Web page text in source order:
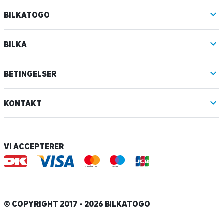
BILKATOGO
BILKA
BETINGELSER
KONTAKT
VI ACCEPTERER
© COPYRIGHT 2017 - 2026 BILKATOGO